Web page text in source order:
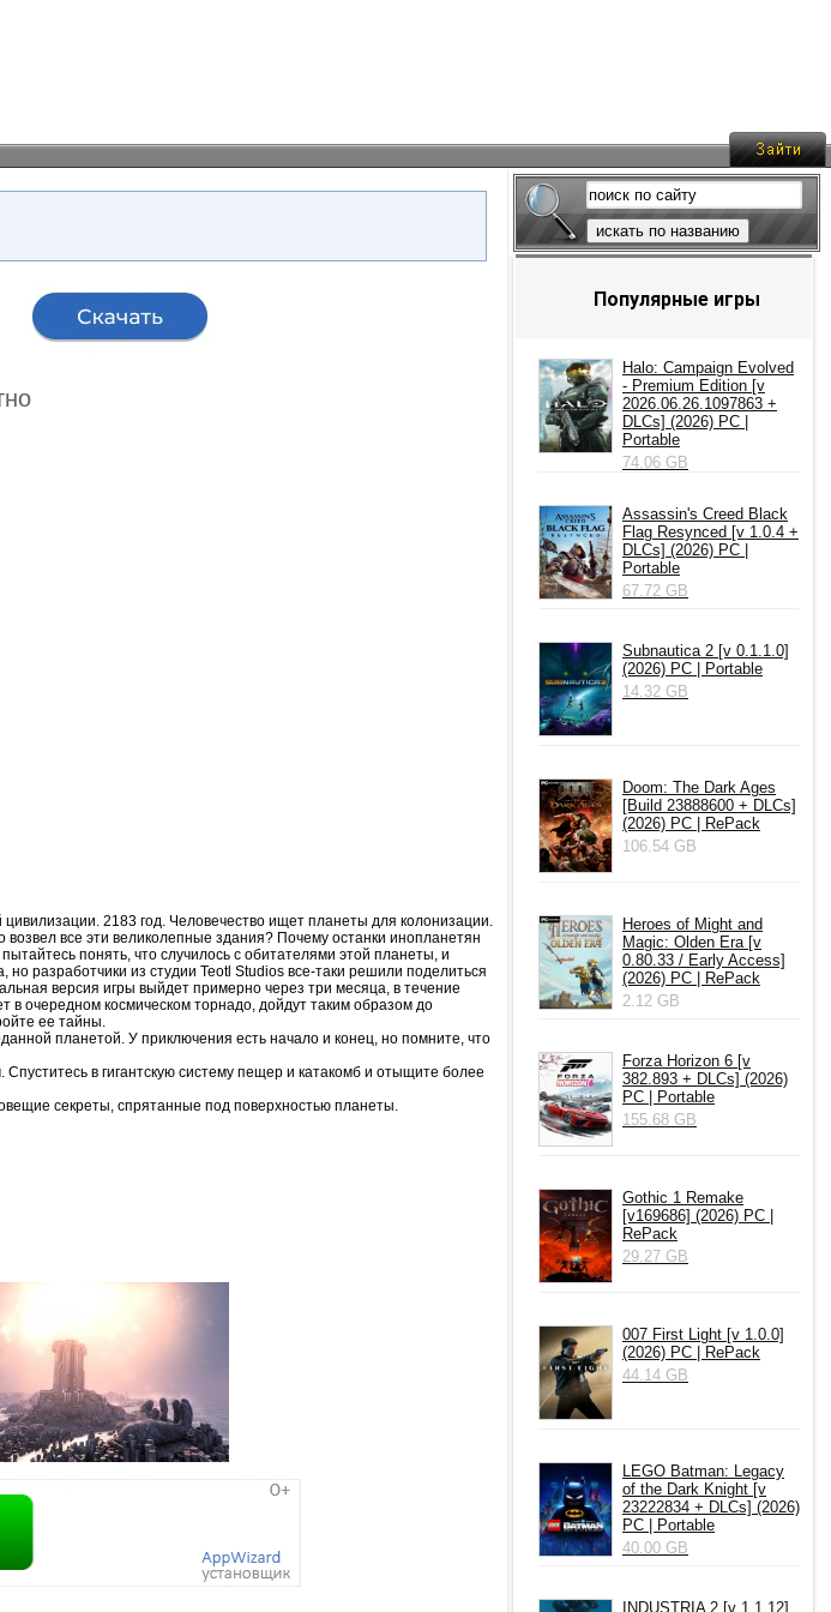
2183 год. Человечество ищет планеты для колонизации.
все эти великолепные здания? Почему останки инопланетян
понять, что случилось с обитателями этой планеты, и
разработчики из студии Teotl Studios все-таки решили поделиться
версия игры выйдет примерно через три месяца, в течение
в очередном космическом торнадо, дойдут таким образом до
ее тайны.
планетой. У приключения есть начало и конец, но помните, что
в гигантскую систему пещер и катакомб и отыщите более
секреты, спрятанные под поверхностью планеты.
искать по названию
Популярные игры
Halo: Campaign Evolved
- Premium Edition [v
2026.06.26.1097863 +
DLCs] (2026) PC |
Portable
74.06 GB
Assassin's Creed Black
Flag Resynced [v 1.0.4 +
DLCs] (2026) PC |
Portable
67.72 GB
Subnautica 2 [v 0.1.1.0]
(2026) PC | Portable
14.32 GB
Doom: The Dark Ages
[Build 23888600 + DLCs]
(2026) PC | RePack
106.54 GB
Heroes of Might and
Magic: Olden Era [v
0.80.33 / Early Access]
(2026) PC | RePack
2.12 GB
Forza Horizon 6 [v
382.893 + DLCs] (2026)
PC | Portable
155.68 GB
Gothic 1 Remake
[v169686] (2026) PC |
RePack
29.27 GB
007 First Light [v 1.0.0]
(2026) PC | RePack
44.14 GB
LEGO Batman: Legacy
of the Dark Knight [v
23222834 + DLCs] (2026)
PC | Portable
40.00 GB
INDUSTRIA 2 [v 1.1.12]